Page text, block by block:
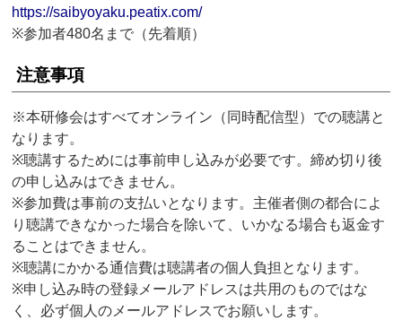
https://saibyoyaku.peatix.com/
※参加者480名まで（先着順）
注意事項
※本研修会はすべてオンライン（同時配信型）での聴講と
なります。
※聴講するためには事前申し込みが必要です。締め切り後
の申し込みはできません。
※参加費は事前の支払いとなります。主催者側の都合によ
り聴講できなかった場合を除いて、いかなる場合も返金す
ることはできません。
※聴講にかかる通信費は聴講者の個人負担となります。
※申し込み時の登録メールアドレスは共用のものではな
く、必ず個人のメールアドレスでお願いします。